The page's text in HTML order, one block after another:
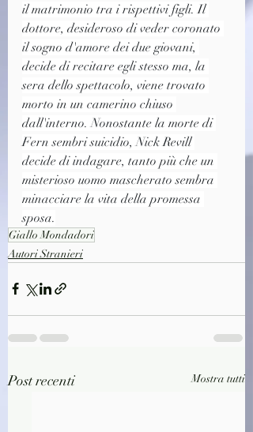
il matrimonio tra i rispettivi figli. Il
dottore, desideroso di veder coronato
il sogno d'amore dei due giovani,
decide di recitare egli stesso ma, la
sera dello spettacolo, viene trovato
morto in un camerino chiuso
dall'interno. Nonostante la morte di
Fern sembri suicidio, Nick Revill
decide di indagare, tanto più che un
misterioso uomo mascherato sembra
minacciare la vita della promessa
sposa.
Giallo Mondadori
Autori Stranieri
Post recenti Mostra tutti